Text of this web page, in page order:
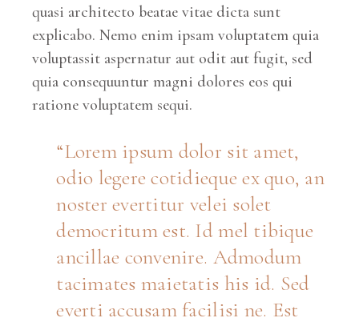
quasi architecto beatae vitae dicta sunt
explicabo. Nemo enim ipsam voluptatem quia
voluptassit aspernatur aut odit aut fugit, sed
quia consequuntur magni dolores eos qui
ratione voluptatem sequi.
Lorem ipsum dolor sit amet,
odio legere cotidieque ex quo, an
noster evertitur velei solet
democritum est. Id mel tibique
ancillae convenire. Admodum
tacimates maietatis his id. Sed
everti accusam facilisi ne. Est